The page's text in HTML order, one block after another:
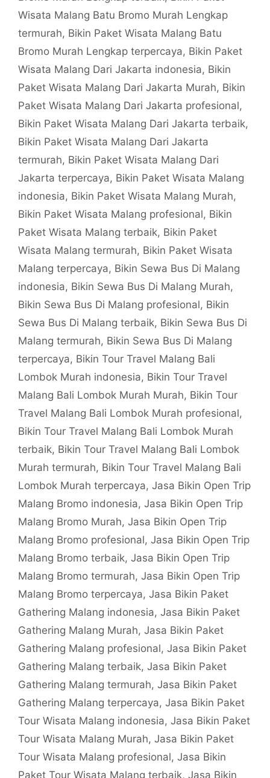
Wisata Malang Batu Bromo Murah Lengkap
termurah, Bikin Paket Wisata Malang Batu
Bromo Murah Lengkap terpercaya, Bikin Paket
Wisata Malang Dari Jakarta indonesia, Bikin
Paket Wisata Malang Dari Jakarta Murah, Bikin
Paket Wisata Malang Dari Jakarta profesional,
Bikin Paket Wisata Malang Dari Jakarta terbaik,
Bikin Paket Wisata Malang Dari Jakarta
termurah, Bikin Paket Wisata Malang Dari
Jakarta terpercaya, Bikin Paket Wisata Malang
indonesia, Bikin Paket Wisata Malang Murah,
Bikin Paket Wisata Malang profesional, Bikin
Paket Wisata Malang terbaik, Bikin Paket
Wisata Malang termurah, Bikin Paket Wisata
Malang terpercaya, Bikin Sewa Bus Di Malang
indonesia, Bikin Sewa Bus Di Malang Murah,
Bikin Sewa Bus Di Malang profesional, Bikin
Sewa Bus Di Malang terbaik, Bikin Sewa Bus Di
Malang termurah, Bikin Sewa Bus Di Malang
terpercaya, Bikin Tour Travel Malang Bali
Lombok Murah indonesia, Bikin Tour Travel
Malang Bali Lombok Murah Murah, Bikin Tour
Travel Malang Bali Lombok Murah profesional,
Bikin Tour Travel Malang Bali Lombok Murah
terbaik, Bikin Tour Travel Malang Bali Lombok
Murah termurah, Bikin Tour Travel Malang Bali
Lombok Murah terpercaya, Jasa Bikin Open Trip
Malang Bromo indonesia, Jasa Bikin Open Trip
Malang Bromo Murah, Jasa Bikin Open Trip
Malang Bromo profesional, Jasa Bikin Open Trip
Malang Bromo terbaik, Jasa Bikin Open Trip
Malang Bromo termurah, Jasa Bikin Open Trip
Malang Bromo terpercaya, Jasa Bikin Paket
Gathering Malang indonesia, Jasa Bikin Paket
Gathering Malang Murah, Jasa Bikin Paket
Gathering Malang profesional, Jasa Bikin Paket
Gathering Malang terbaik, Jasa Bikin Paket
Gathering Malang termurah, Jasa Bikin Paket
Gathering Malang terpercaya, Jasa Bikin Paket
Tour Wisata Malang indonesia, Jasa Bikin Paket
Tour Wisata Malang Murah, Jasa Bikin Paket
Tour Wisata Malang profesional, Jasa Bikin
Paket Tour Wisata Malang terbaik, Jasa Bikin